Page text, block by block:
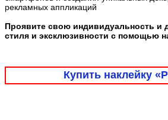
рекламных аппликаций
Проявите свою индивидуальность и
стиля и эксклюзивности с помощью
Купить наклейку